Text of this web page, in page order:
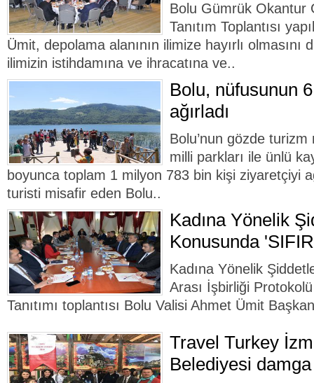
Bolu Gümrük Okantur
Tanıtım Toplantısı
Ümit, depolama alanının ilimize hayırlı olmasını
ilimizin istihdamına ve ihracatına ve..
Bolu, nüfusunun
ağırladı
Bolu’nun gözde
milli parkları ile ünlü
boyunca toplam 1 milyon 783 bin kişi ziyaretçiyi
turisti misafir eden Bolu..
Kadına Yönelik
Konusunda
Kadına Yönelik
Arası İşbirliği
Tanıtımı toplantısı Bolu Valisi Ahmet Ümit
Travel Turkey
Belediyesi